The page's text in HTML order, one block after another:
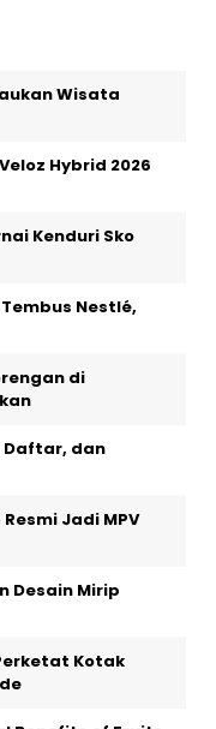
Wisata
Hybrid 2026
Kenduri Sko
Nestlé,
di
Daftar, dan
Jadi MPV
Desain Mirip
Kotak